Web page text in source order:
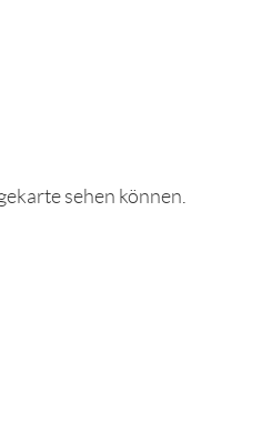
sehen können.